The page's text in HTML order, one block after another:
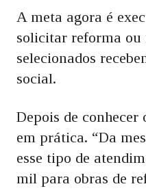
A meta agora é
solicitar reforma ou
selecionados
social.
Depois de
em prática. “Da
esse tipo de
mil para obras de